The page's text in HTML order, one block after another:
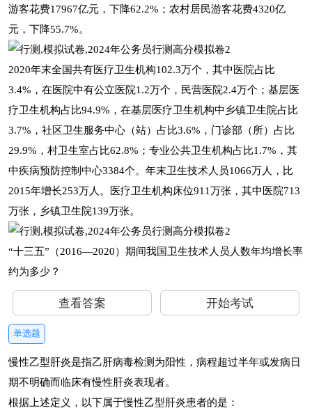
游客花费17967亿元，下降62.2%；农村居民游客花费4320亿
元，下降55.7%。
2020年末全国共有医疗卫生机构102.3万个，其中医院占比
3.4%，在医院中有公立医院1.2万个，民营医院2.4万个；基层医
疗卫生机构占比94.9%，在基层医疗卫生机构中乡镇卫生院占比
3.7%，社区卫生服务中心（站）占比3.6%，门诊部（所）占比
29.9%，村卫生室占比62.8%；专业公共卫生机构占比1.7%，其
中疾病预防控制中心3384个。年末卫生技术人员1066万人，比
2015年增长253万人。医疗卫生机构床位911万张，其中医院713
万张，乡镇卫生院139万张。
“十三五”（2016—2020）期间我国卫生技术人员人数年均增长率
约为多少？
查看答案 开始考试
单选题
慢性乙型肝炎是指乙肝病毒检测为阳性，病程超过半年或发病日
期不明确而临床有慢性肝炎表现者。
根据上述定义，以下属于慢性乙型肝炎患者的是：